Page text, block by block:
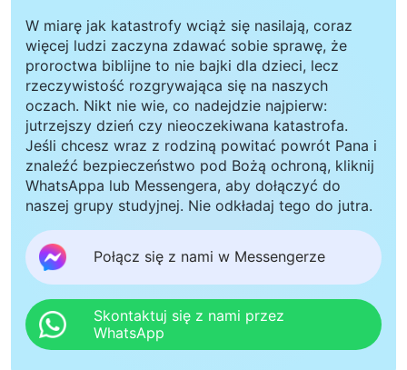
W miarę jak katastrofy wciąż się nasilają, coraz
więcej ludzi zaczyna zdawać sobie sprawę, że
proroctwa biblijne to nie bajki dla dzieci, lecz
rzeczywistość rozgrywająca się na naszych
oczach. Nikt nie wie, co nadejdzie najpierw:
jutrzejszy dzień czy nieoczekiwana katastrofa.
Jeśli chcesz wraz z rodziną powitać powrót Pana i
znaleźć bezpieczeństwo pod Bożą ochroną, kliknij
WhatsAppa lub Messengera, aby dołączyć do
naszej grupy studyjnej. Nie odkładaj tego do jutra.
Połącz się z nami w Messengerze
Skontaktuj się z nami przez
WhatsApp